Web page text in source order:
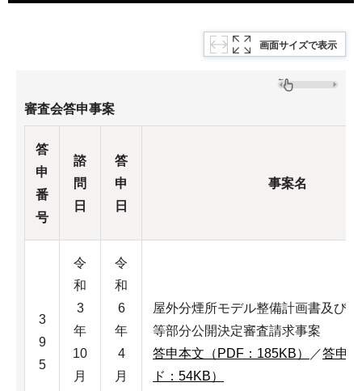
画面サイズで表示
審査会答申事案
答
申
番
号
諮
問
日
答
申
日
事案名
3
9
5
令
和
3
年
10
月
令
和
6
年
4
月
屋外分煙所モデル整備計画書及び
等部分公開決定審査請求事案
答申本文（PDF：185KB）
／答申
ド：54KB）